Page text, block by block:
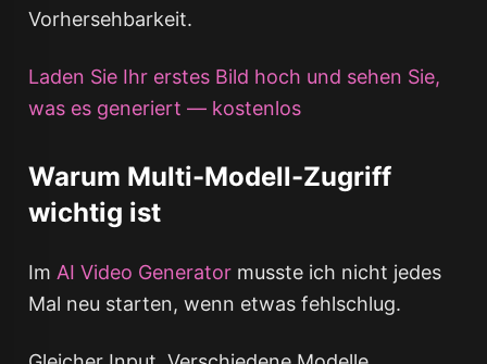
Vorhersehbarkeit.
Laden Sie Ihr erstes Bild hoch und sehen Sie,
was es generiert — kostenlos
Warum Multi-Modell-Zugriff
wichtig ist
Im AI Video Generatormusste ich nicht jedes
Mal neu starten, wenn etwas fehlschlug.